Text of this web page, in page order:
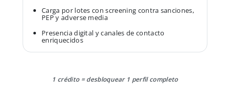
Carga por lotes con screening contra sanciones,
PEP y adverse media
Presencia digital y canales de contacto
enriquecidos
1 crédito = desbloquear 1 perfil completo